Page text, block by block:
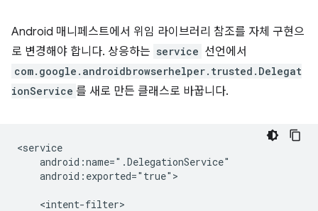
Android 매니페스트에서 위임 라이브러리 참조를 자체 구현으
로 변경해야 합니다. 상응하는 service 선언에서
com.google.androidbrowserhelper.trusted.Delegat
ionService 를 새로 만든 클래스로 바꿉니다.
android:exported="true">